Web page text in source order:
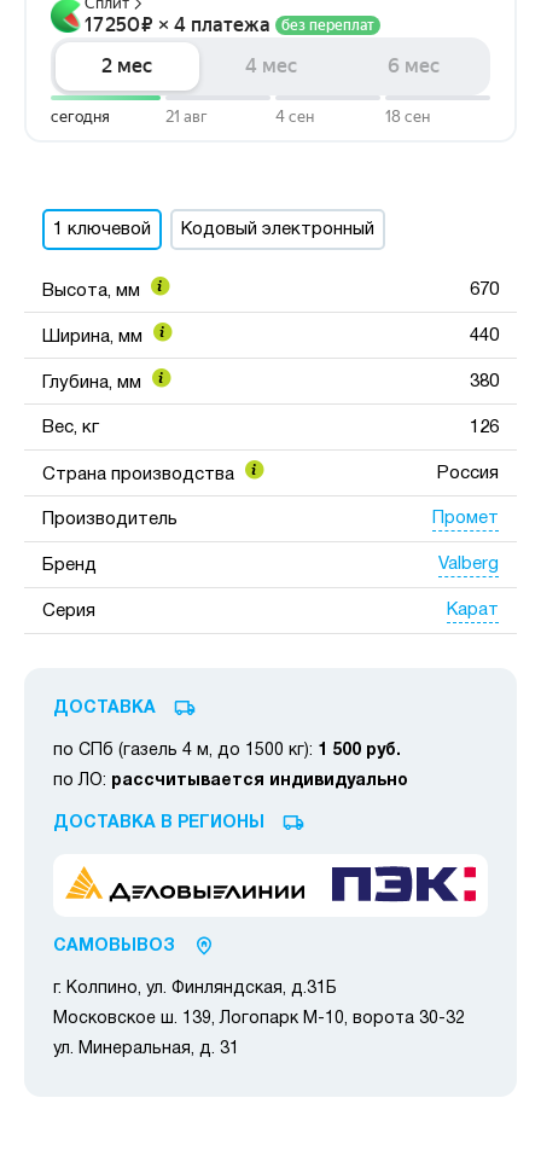
1 ключевой Кодовый электронный
Высота, мм 670
Ширина, мм 440
Глубина, мм 380
Вес, кг 126
Страна производства Россия
Производитель Промет
Бренд Valberg
Серия Карат
ДОСТАВКА
по СПб (газель 4 м, до 1500 кг): 1 500 руб.
по ЛО: рассчитывается индивидуально
ДОСТАВКА В РЕГИОНЫ
САМОВЫВОЗ
г. Колпино, ул. Финляндская, д.31Б
Московское ш. 139, Логопарк М-10, ворота 30-32
ул. Минеральная, д. 31